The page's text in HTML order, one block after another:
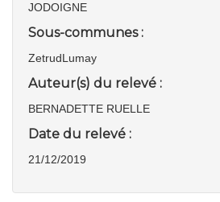
JODOIGNE
Sous-communes :
ZetrudLumay
Auteur(s) du relevé :
BERNADETTE RUELLE
Date du relevé :
21/12/2019